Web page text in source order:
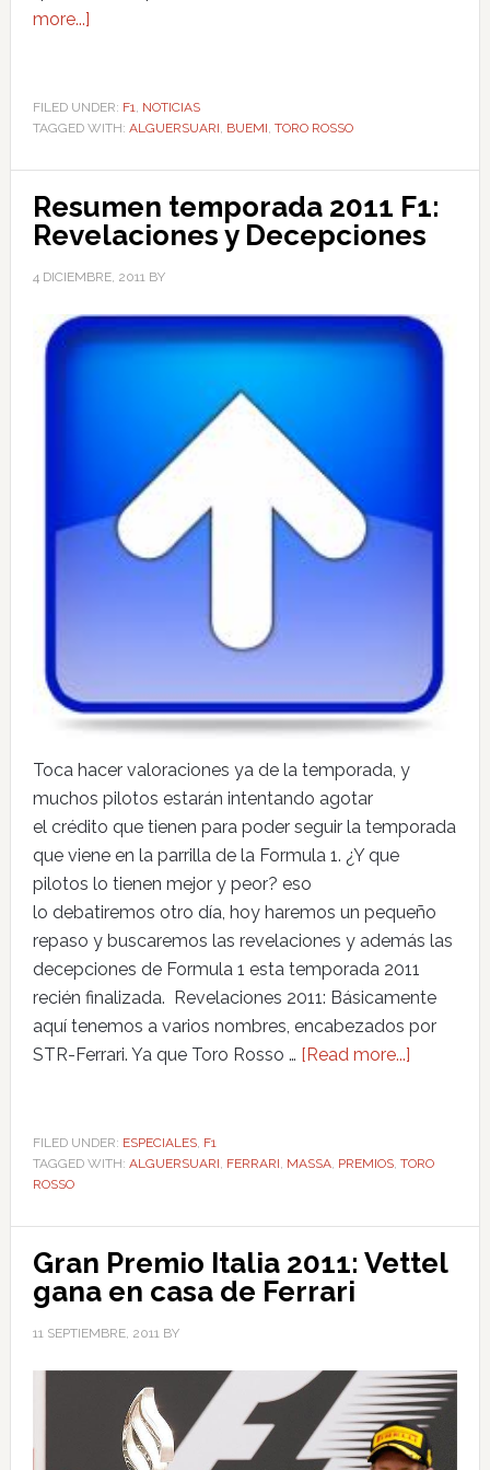
more...]
FILED UNDER: F1
NOTICIAS
TAGGED WITH: ALGUERSUARI BUEMI TORO ROSSO
Resumen temporada 2011 F1:
Revelaciones y Decepciones
4 DICIEMBRE, 2011 BY
Toca hacer valoraciones ya de la temporada, y
muchos pilotos estarán intentando agotar
el crédito que tienen para poder seguir la temporada
que viene en la parrilla de la Formula 1. ¿Y que
pilotos lo tienen mejor y peor? eso
lo debatiremos otro día, hoy haremos un pequeño
repaso y buscaremos las revelaciones y además las
decepciones de Formula 1 esta temporada 2011
recién finalizada. Revelaciones 2011: Básicamente
aquí tenemos a varios nombres, encabezados por
STR-Ferrari. Ya que Toro Rosso … [Read more...]
FILED UNDER: ESPECIALES, F1
TAGGED WITH: ALGUERSUARI, FERRARI, MASSA, PREMIOS, TORO
ROSSO
Gran Premio Italia 2011: Vettel
gana en casa de Ferrari
11 SEPTIEMBRE, 2011BY